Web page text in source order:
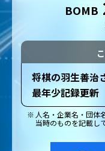
BOMB
将棋の羽生善治
最年少記録更新
人名・企業名・団体
当時のものを記載し